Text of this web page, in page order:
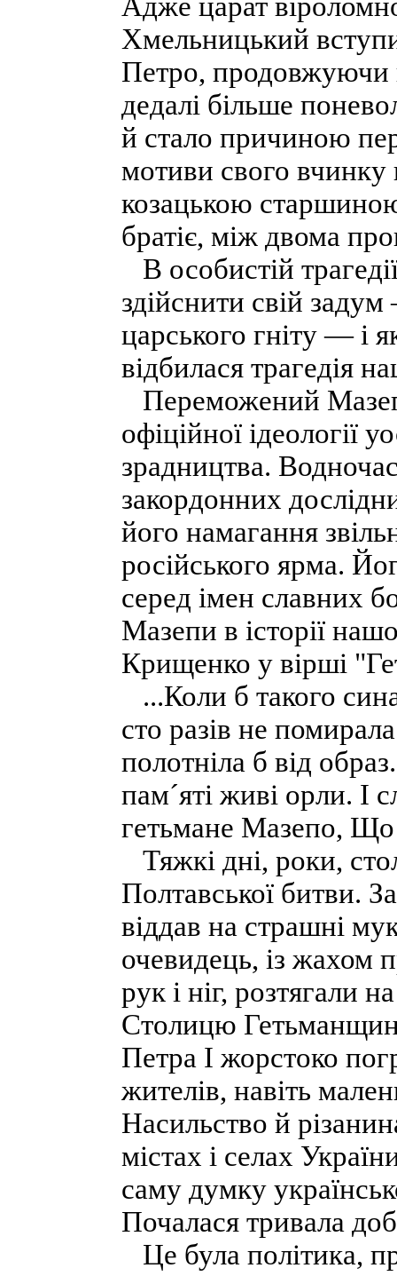
Хмельницький
Петро, продовжуючи
дедалі більше
й стало причиною
мотиви свого вчинку
козацькою
братіє, між двома
В особистій
здійснити свій
царського гніту — і
відбилася трагедія
Переможений
офіційної ідеології
зрадництва.
закордонних
його намагання
російського ярма.
серед імен славних
Мазепи в історії
Крищенко у вірші
...Коли б такого
сто разів не
полотніла б від
пам´яті живі орли. І
гетьмане Мазепо, Що
Тяжкі дні, роки,
Полтавської битви.
віддав на страшні
очевидець, із жахом
рук і ніг, розтягали
Столицю
Петра І жорстоко
жителів, навіть
Насильство й
містах і селах
саму думку
Почалася тривала
Це була політика,